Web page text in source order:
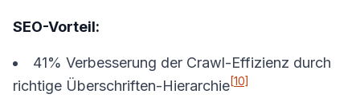
SEO-Vorteil:
41% Verbesserung der Crawl-Effizienz durch
richtige Überschriften-Hierarchie[10]